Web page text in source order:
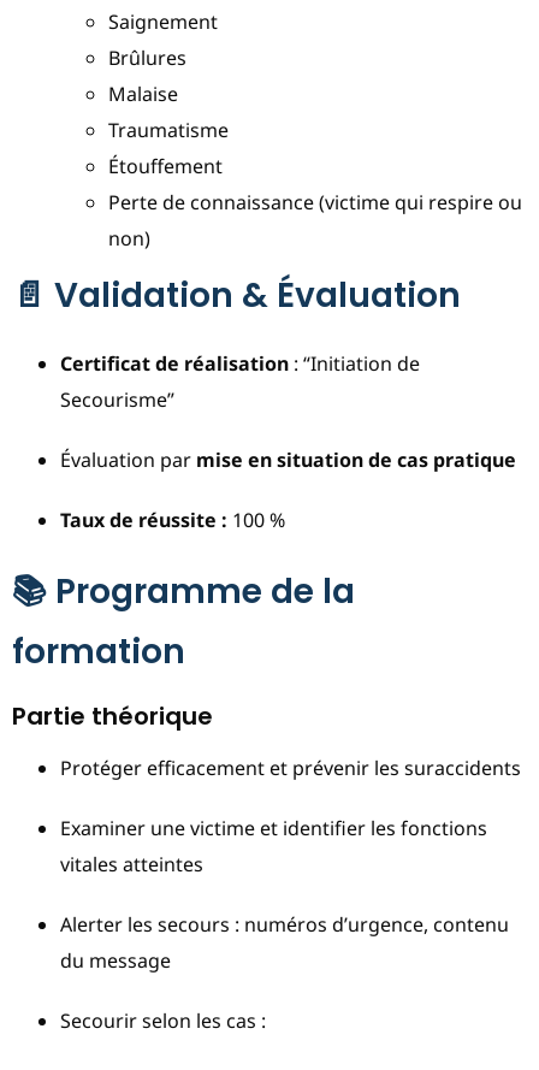
Saignement
Brûlures
Malaise
Traumatisme
Étouffement
Perte de connaissance (victime qui respire ou
non)
📄 Validation & Évaluation
Certificat de réalisation : “Initiation de
Secourisme”
Évaluation par mise en situation de cas pratique
Taux de réussite : 100 %
📚 Programme de la
formation
Partie théorique
Protéger efficacement et prévenir les suraccidents
Examiner une victime et identifier les fonctions
vitales atteintes
Alerter les secours : numéros d’urgence, contenu
du message
Secourir selon les cas :